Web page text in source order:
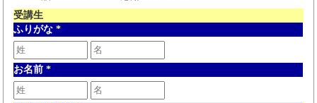
受講生
ふりがな *
お名前 *